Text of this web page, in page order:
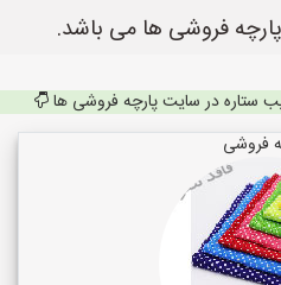
فروشی ها می باشد.
ستاره در سایت پارچه فروشی ها
فروشی